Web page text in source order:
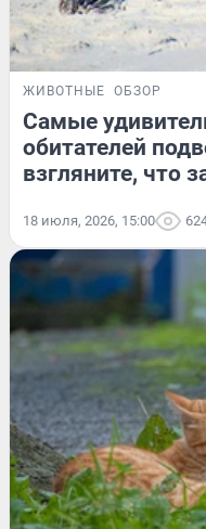
ЖИВОТНЫЕ ОБЗОР
Самые
обитателей
взгляните, что
18 июля, 2026, 15:00